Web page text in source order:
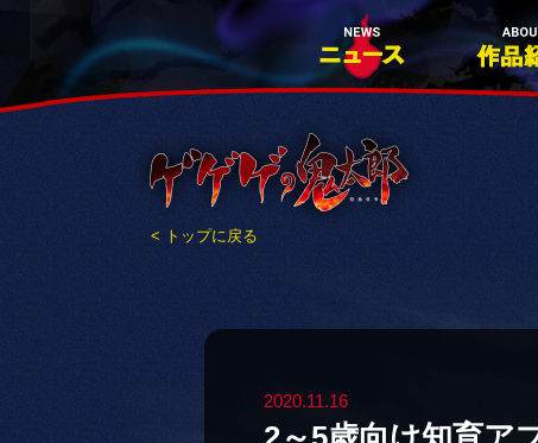
< トップに戻る
2020.11.16